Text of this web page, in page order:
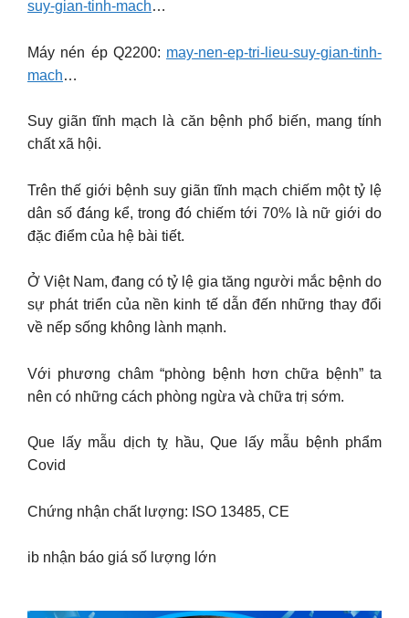
suy-gian-tinh-mach…
Máy nén ép Q2200: may-nen-ep-tri-lieu-suy-gian-tinh-
mach…
Suy giãn tĩnh mạch là căn bệnh phổ biến, mang tính
chất xã hội.
Trên thế giới bệnh suy giãn tĩnh mạch chiếm một tỷ lệ
dân số đáng kể, trong đó chiếm tới 70% là nữ giới do
đặc điểm của hệ bài tiết.
Ở Việt Nam, đang có tỷ lệ gia tăng người mắc bệnh do
sự phát triển của nền kinh tế dẫn đến những thay đổi
về nếp sống không lành mạnh.
Với phương châm “phòng bệnh hơn chữa bệnh” ta
nên có những cách phòng ngừa và chữa trị sớm.
Que lấy mẫu dịch tỵ hầu, Que lấy mẫu bệnh phẩm
Covid
Chứng nhận chất lượng: ISO 13485, CE
ib nhận báo giá số lượng lớn